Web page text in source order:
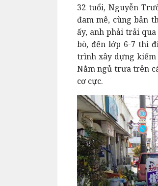
32 tuổi, Nguyễn
đam mê, cùng bản
ấy, anh phải trải
bò, đến lớp 6-7 thì
trình xây dựng kiếm
Nằm ngủ trưa trên
cơ cực.